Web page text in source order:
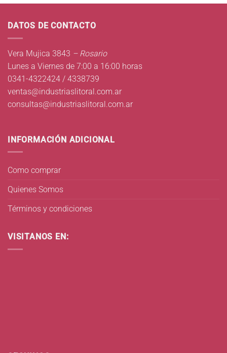
DATOS DE CONTACTO
Vera Mujica 3843 – Rosario
Lunes a Viernes de 7:00 a 16:00 horas
0341-4322424 / 4338739
ventas@industriaslitoral.com.ar
consultas@industriaslitoral.com.ar
INFORMACIÓN ADICIONAL
Como comprar
Quienes Somos
Términos y condiciones
VISITANOS EN: